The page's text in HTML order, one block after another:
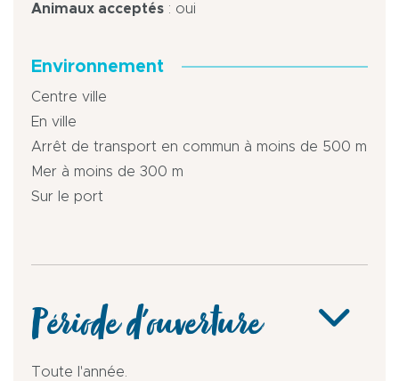
Animaux acceptés : oui
Environnement
Centre ville
En ville
Arrêt de transport en commun à moins de 500 m
Mer à moins de 300 m
Sur le port
Période d'ouverture
Toute l'année.